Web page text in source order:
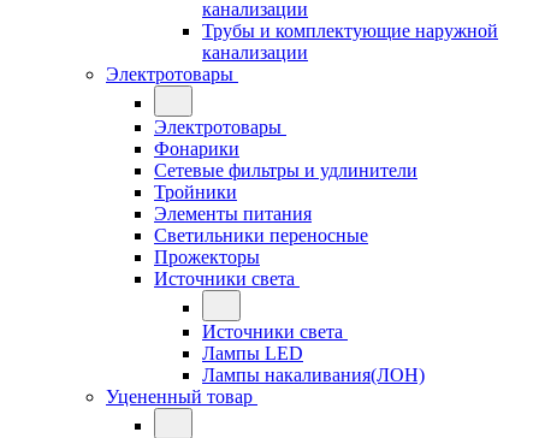
канализации
Трубы и комплектующие наружной
канализации
Электротовары
Электротовары
Фонарики
Сетевые фильтры и удлинители
Тройники
Элементы питания
Светильники переносные
Прожекторы
Источники света
Источники света
Лампы LED
Лампы накаливания(ЛОН)
Уцененный товар